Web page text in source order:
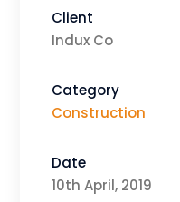
Client
Indux Co
Category
Construction
Date
10th April, 2019